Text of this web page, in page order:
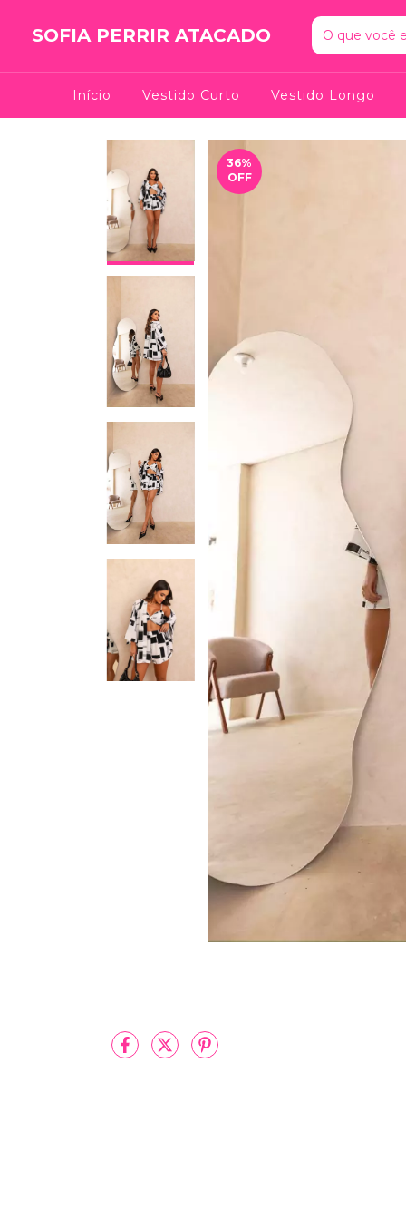
SOFIA PERRIR ATACADO
Início Vestido Curto Vestido Longo
36%
OFF